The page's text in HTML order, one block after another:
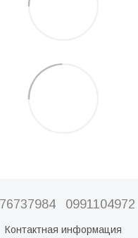
0991104972
Контактная информация